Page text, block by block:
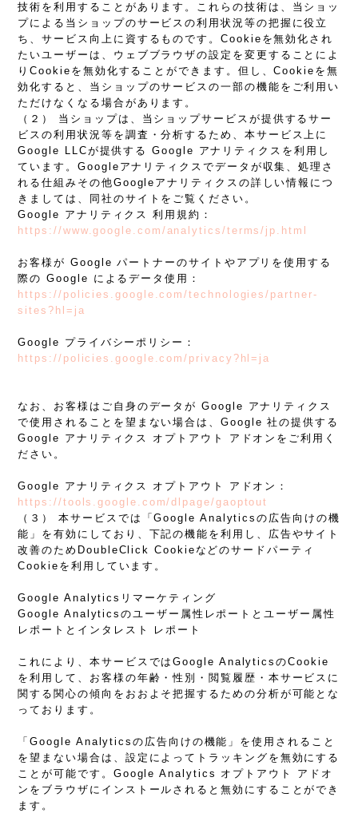
技術を利用することがあります。これらの技術は、当ショッ
プによる当ショップのサービスの利用状況等の把握に役立
ち、サービス向上に資するものです。Cookieを無効化され
たいユーザーは、ウェブブラウザの設定を変更することによ
りCookieを無効化することができます。但し、Cookieを無
効化すると、当ショップのサービスの一部の機能をご利用い
ただけなくなる場合があります。
（２） 当ショップは、当ショップサービスが提供するサー
ビスの利用状況等を調査・分析するため、本サービス上に
Google LLCが提供する Google アナリティクスを利用し
ています。Googleアナリティクスでデータが収集、処理さ
れる仕組みその他Googleアナリティクスの詳しい情報につ
きましては、同社のサイトをご覧ください。
Google アナリティクス 利用規約：
https://www.google.com/analytics/terms/jp.html
お客様が Google パートナーのサイトやアプリを使用する
際の Google によるデータ使用：
https://policies.google.com/technologies/partner-
sites?hl=ja
Google プライバシーポリシー：
https://policies.google.com/privacy?hl=ja
なお、お客様はご自身のデータが Google アナリティクス
で使用されることを望まない場合は、Google 社の提供する
Google アナリティクス オプトアウト アドオンをご利用く
ださい。
Google アナリティクス オプトアウト アドオン：
https://tools.google.com/dlpage/gaoptout
（３） 本サービスでは「Google Analyticsの広告向けの機
能」を有効にしており、下記の機能を利用し、広告やサイト
改善のためDoubleClick Cookieなどのサードパーティ
Cookieを利用しています。
Google Analyticsリマーケティング
Google Analyticsのユーザー属性レポートとユーザー属性
レポートとインタレスト レポート
これにより、本サービスではGoogle AnalyticsのCookie
を利用して、お客様の年齢・性別・閲覧履歴・本サービスに
関する関心の傾向をおおよそ把握するための分析が可能とな
っております。
「Google Analyticsの広告向けの機能」を使用されること
を望まない場合は、設定によってトラッキングを無効にする
ことが可能です。Google Analytics オプトアウト アドオ
ンをブラウザにインストールされると無効にすることができ
ます。